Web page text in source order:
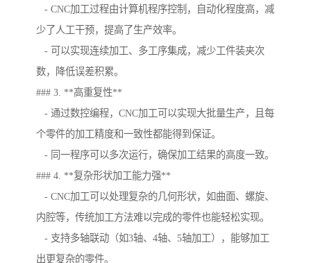
- CNC加工过程由计算机程序控制，自动化程度高，减
少了人工干预，提高了生产效率。
- 可以实现连续加工、多工序集成，减少工件装夹次
数，降低误差积累。
### 3. **高重复性**
- 通过数控编程，CNC加工可以实现大批量生产，且每
个零件的加工精度和一致性都能得到保证。
- 同一程序可以多次运行，确保加工结果的高度一致。
### 4. **复杂形状加工能力强**
- CNC加工可以处理复杂的几何形状，如曲面、螺旋、
内腔等，传统加工方法难以完成的零件也能轻松实现。
- 支持多轴联动（如3轴、4轴、5轴加工），能够加工
出更复杂的零件。